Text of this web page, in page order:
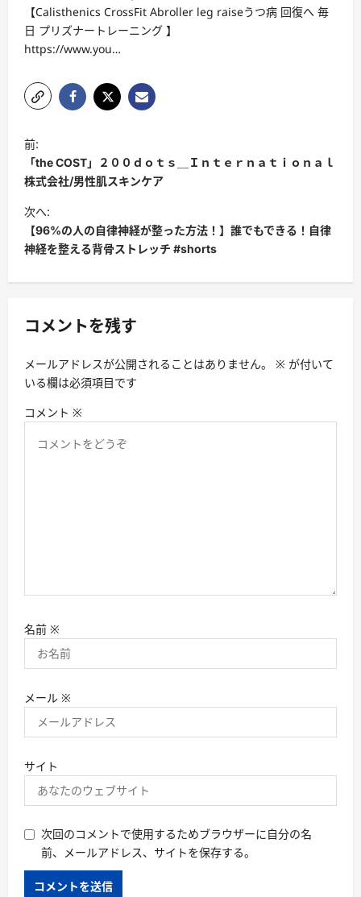
【Calisthenics CrossFit Abroller leg raiseうつ病 回復へ 毎
日 プリズナートレーニング 】
https://www.you…
投
稿
ナ
ビ
ゲ
ー
シ
ン
前:
「the COST」２００ｄｏｔｓ＿Ｉｎｔｅｒｎａｔｉｏｎａｌ
株式会社/男性肌スキンケア
次へ:
【96%の人の自律神経が整った方法！】誰でもできる！自律
神経を整える背骨ストレッチ #shorts
コメントを残す
メールアドレスが公開されることはありません。 ※ が付いて
いる欄は必須項目です
コメント ※
名前 ※
メール ※
サイト
次回のコメントで使用するためブラウザーに自分の名
前、メールアドレス、サイトを保存する。